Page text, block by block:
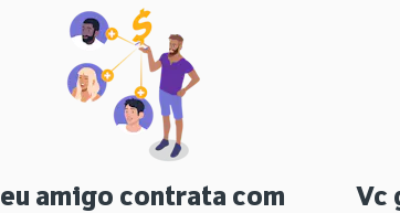
amigo contrata com
Vc